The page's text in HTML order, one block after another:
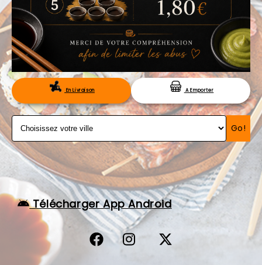
VOS AVIS
MENTIONS LÉGALES
C.G.V
RÉSERVATIONEn Livraison A Emporter
Go!
Télécharger App Android